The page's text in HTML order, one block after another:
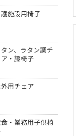
施設用椅子
ン、ラタン調チ
ア・籐椅子
用チェア
・業務用子供椅